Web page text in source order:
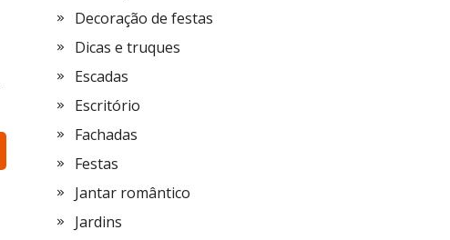
Decoração de festas
Dicas e truques
Escadas
Escritório
Fachadas
Festas
Jantar romântico
Jardins